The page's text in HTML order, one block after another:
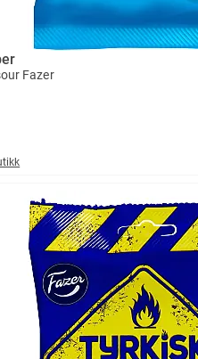
Fazer